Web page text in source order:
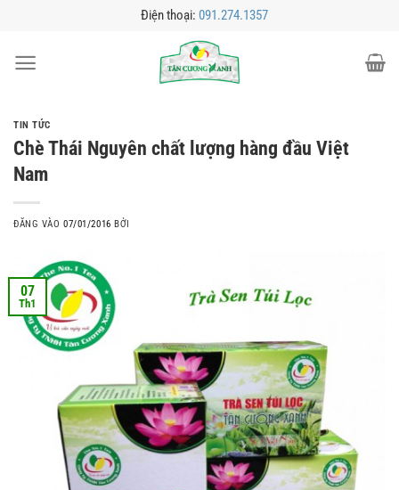
nội
Điện thoại: 091.274.1357
TIN TỨC
Chè Thái Nguyên chất lượng hàng đầu Việt
Nam
ĐĂNG VÀO07/01/2016 BỞI
07
Th1